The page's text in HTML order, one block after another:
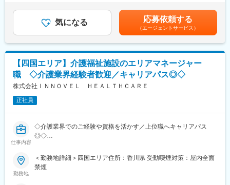
へ訪問をします。
・健康相談、新商品・サービスのご提案 など
※一部、新たに配置薬を置いていただくお客様への訪問がありま
す。
└配置薬は無料でおけるので、お客様も抵抗なく置いてくれる製
品です。
■未経験の方も安心！充実した研修制度：
・入社直後～2週間 ： OJT形式で、薬の種類や成分など基礎知識
を身につけます。
す。「会話のコツ」や「商品のご案内方法」といった実践的なス
キルを習得します。
年収は当社規定に基づき、年齢や経験に応じて決定します。・昇
給：年1回（4月）＜モデル給与＞※入社3年目平均基本給＋各種手
当＋業績連動給→総支給月額344,141円※業績連動給：月の予算達
成や売り上げに対して支払われます賃金はあくまでも目安の金額
であり、選考を通じて上下する可能性があります。月給(月額)は固
定手当を含めた表記です。
気になる 応募依頼する
（エージェントサービス）
【四国エリア】介護福祉施設のエリアマネージャー
職 ◇介護業界経験者歓迎／キャリアパス◎◇
株式会社ＩＮＮＯＶＥＬ ＨＥＡＬＴＨＣＡＲＥ
正社員
仕事内容
◇介護業界でのご経験や資格を活かす／上位職へキャリアパス
◎◇
介護・医療・障がい福祉事業を展開する当社にて、エリアマネー
ジャーとして5か所程度の複数事業所の統括マネジメントをお任せ
勤務地
＜勤務地詳細＞四国エリア住所：香川県 受動喫煙対策：屋内全面
禁煙